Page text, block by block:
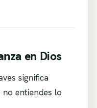
en Dios
significa
no entiendes lo